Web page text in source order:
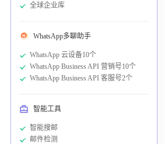
全球企业库
WhatsApp多聊助手
WhatsApp 云设备10个
WhatsApp Business API 营销号10个
WhatsApp Business API 客服号2个
智能工具
智能搜邮
邮件检测